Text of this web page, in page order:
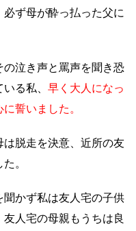
ず母が酔っ払った父に
泣き声と罵声を聞き恐
る私、 早く大人になっ
誓いました。
脱走を決意、近所の友
。
かず私は友人宅の子供
人宅の母親もうちは良